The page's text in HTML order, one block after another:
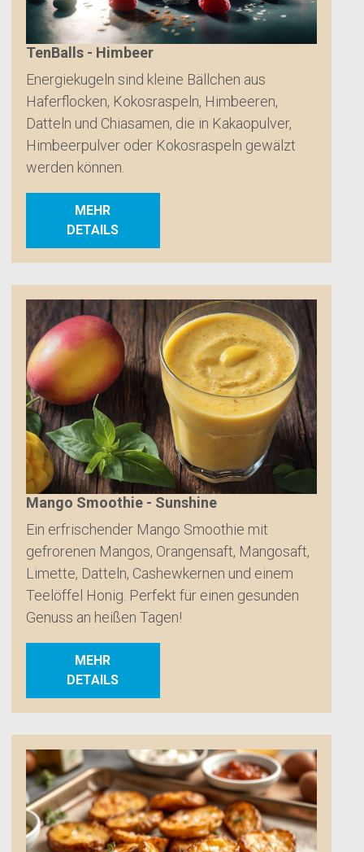
TenBalls - Himbeer
Energiekugeln sind kleine Bällchen aus
Haferflocken, Kokosraspeln, Himbeeren,
Datteln und Chiasamen, die in Kakaopulver,
Himbeerpulver oder Kokosraspeln gewälzt
werden können.
MEHR
DETAILS
Mango Smoothie - Sunshine
Ein erfrischender Mango Smoothie mit
gefrorenen Mangos, Orangensaft, Mangosaft,
Limette, Datteln, Cashewkernen und einem
Teelöffel Honig. Perfekt für einen gesunden
Genuss an heißen Tagen!
MEHR
DETAILS